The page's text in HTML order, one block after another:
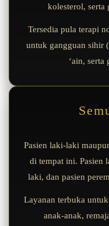
kolesterol, serta
Tersedia pula terapi
untuk gangguan sihir
‘ain, serta
Pasien laki-laki
di tempat ini. Pasien
laki, dan pasien
Layanan terbuka
anak-anak,